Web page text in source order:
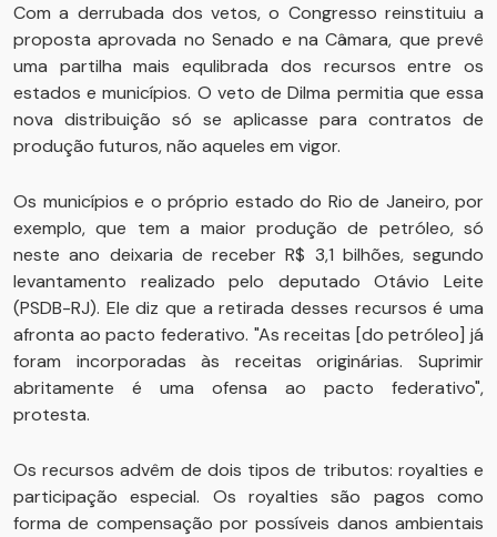
Com a derrubada dos vetos, o Congresso reinstituiu a
proposta aprovada no Senado e na Câmara, que prevê
uma partilha mais equlibrada dos recursos entre os
estados e municípios. O veto de Dilma permitia que essa
nova distribuição só se aplicasse para contratos de
produção futuros, não aqueles em vigor.
Os municípios e o próprio estado do Rio de Janeiro, por
exemplo, que tem a maior produção de petróleo, só
neste ano deixaria de receber R$ 3,1 bilhões, segundo
levantamento realizado pelo deputado Otávio Leite
(PSDB-RJ). Ele diz que a retirada desses recursos é uma
afronta ao pacto federativo. "As receitas [do petróleo] já
foram incorporadas às receitas originárias. Suprimir
abritamente é uma ofensa ao pacto federativo",
protesta.
Os recursos advêm de dois tipos de tributos: royalties e
participação especial. Os royalties são pagos como
forma de compensação por possíveis danos ambientais